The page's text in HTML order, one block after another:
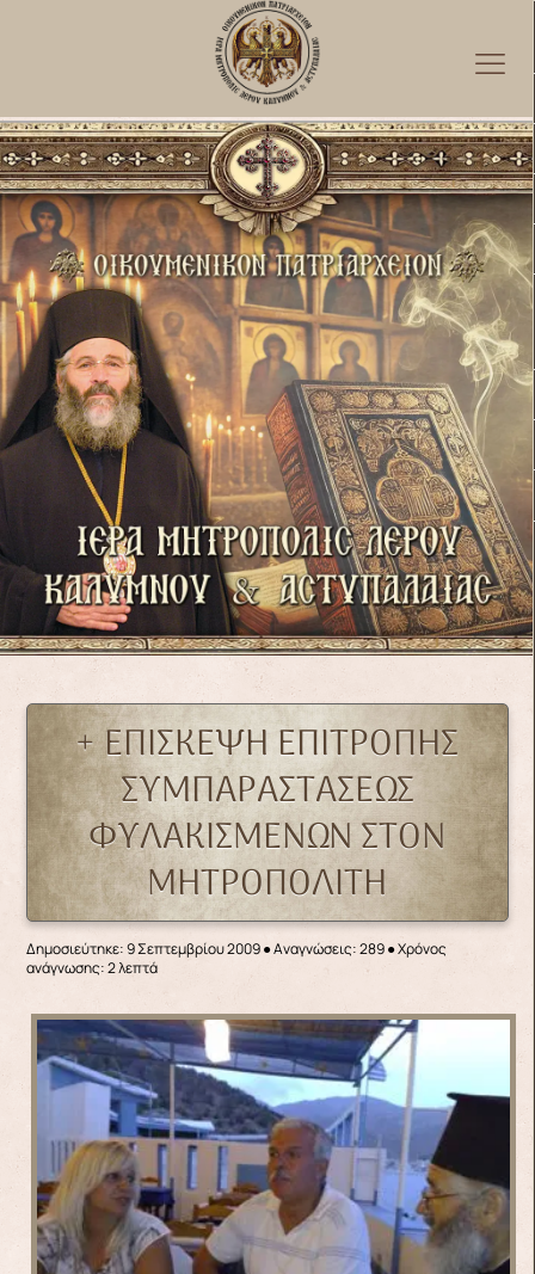
+ ΕΠΙΣΚΕΨΗ ΕΠΙΤΡΟΠΗΣ
ΣΥΜΠΑΡΑΣΤΑΣΕΩΣ
ΦΥΛΑΚΙΣΜΕΝΩΝ ΣΤΟΝ
ΜΗΤΡΟΠΟΛΙΤΗ
Δημοσιεύτηκε: 9 Σεπτεμβρίου 2009●Αναγνώσεις: 289● Χρόνος
ανάγνωσης: 2 λεπτά